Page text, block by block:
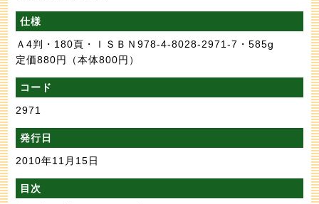
仕様
Ａ4判・180頁・ＩＳＢＮ978-4-8028-2971-7・585g
定価880円
（本体800円）
コード
2971
発行日
2010年11月15日
目次